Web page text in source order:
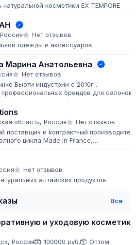
косметики EX TEMPORE
Нет отзывов
одежды и аксессуаров
Марина Анатольевна
Нет отзывов
Бьюти индустрии с 2010г .
брендов для салонов
область, Россия
Нет отзывов
поставщик и контрактный
цикла Made in France,
для брендов, дистрибьюторов,...
Нет отзывов
алтайских продуктов
Все
и уходовую косметику
Россия 100000 руб. Оптом